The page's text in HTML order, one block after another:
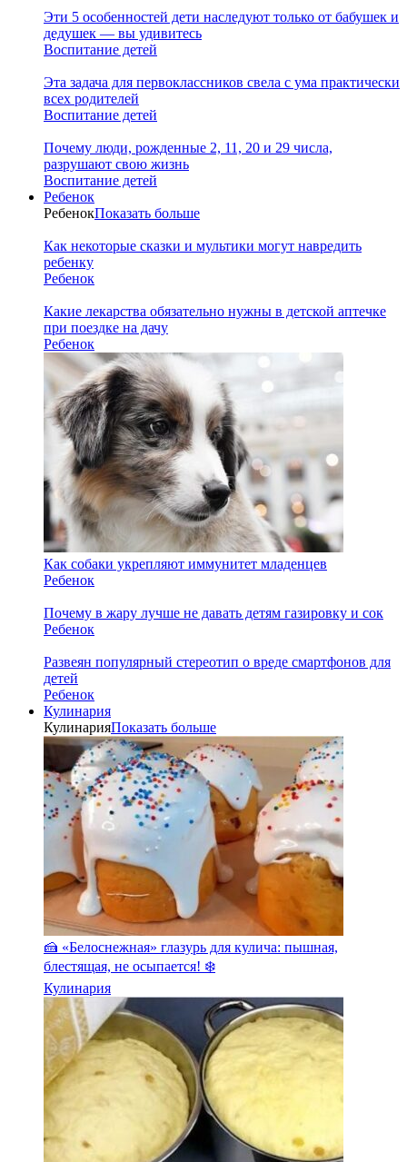
Эти 5 особенностей дети наследуют только от бабушек и
дедушек — вы удивитесь
Воспитание детей
Эта задача для первоклассников свела с ума практически
всех родителей
Воспитание детей
Почему люди, рожденные 2, 11, 20 и 29 числа,
разрушают свою жизнь
Воспитание детей
Ребенок
РебенокПоказать больше
Как некоторые сказки и мультики могут навредить
ребенку
Ребенок
Какие лекарства обязательно нужны в детской аптечке
при поездке на дачу
Ребенок
Как собаки укрепляют иммунитет младенцев
Ребенок
Почему в жару лучше не давать детям газировку и сок
Ребенок
Развеян популярный стереотип о вреде смартфонов для
детей
Ребенок
Кулинария
КулинарияПоказать больше
🍰 «Белоснежная» глазурь для кулича: пышная,
блестящая, не осыпается! ❄️
Кулинария